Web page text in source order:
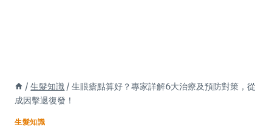
/ 生髮知識 / 生眼瘡點算好？專家詳解6大治療及預防對策，從
成因擊退復發！
生髮知識